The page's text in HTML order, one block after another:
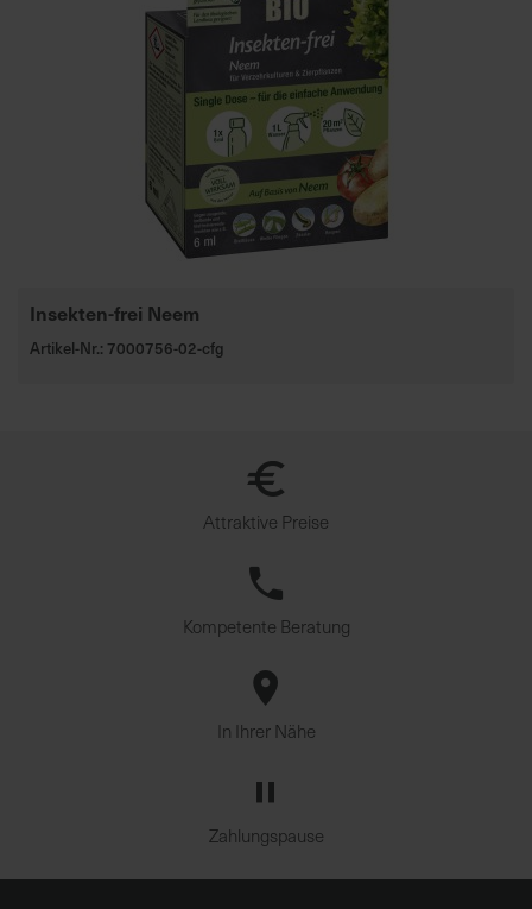
Insekten-frei Neem
Artikel-Nr.: 7000756-02-cfg
Attraktive Preise
Kompetente Beratung
In Ihrer Nähe
Zahlungspause